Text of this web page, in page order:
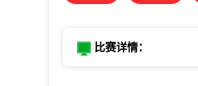
比赛详情：